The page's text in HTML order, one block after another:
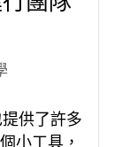
供了許多
小工具，